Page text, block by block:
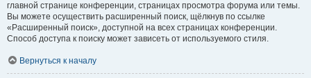
главной странице конференции, страницах просмотра форума или темы.
Вы можете осуществить расширенный поиск, щёлкнув по ссылке
«Расширенный поиск», доступной на всех страницах конференции.
Способ доступа к поиску может зависеть от используемого стиля.
Вернуться к началу